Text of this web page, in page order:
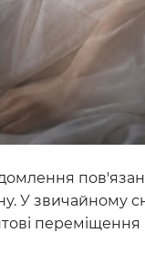
У звичайному